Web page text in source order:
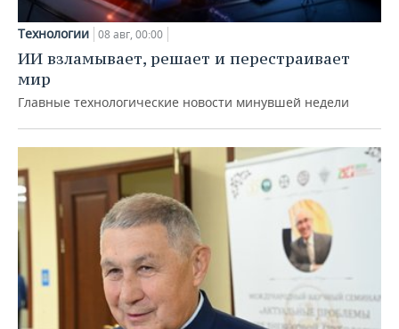
Технологии 08 авг, 00:00
ИИ взламывает, решает и перестраивает
мир
Главные технологические новости минувшей недели